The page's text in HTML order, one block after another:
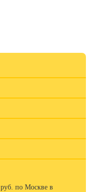
руб. по Москве в